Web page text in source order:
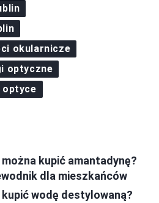
okularnicze
optyczne
optyce
kupić amantadynę?
dla mieszkańców
kupić wodę destylowaną?